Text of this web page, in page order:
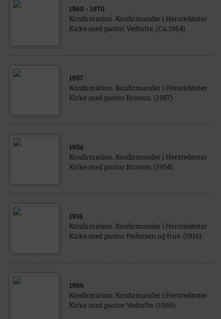
1960 - 1970
Konfirmation. Konfirmander i Herstedøster
Kirke med pastor Vedtofte. (Ca.1964)
1957
Konfirmation. Konfirmander i Herstedøster
Kirke med pastor Brisson. (1957)
1954
Konfirmation. Konfirmander i Herstedøster
Kirke med pastor Brisson. (1954)
1916
Konfirmation. Konfirmander i Herstedøster
Kirke med pastor Pedersen og frue. (1916)
1966
Konfirmation. Konfirmander i Herstedøster
Kirke med pastor Vedtofte. (1966)